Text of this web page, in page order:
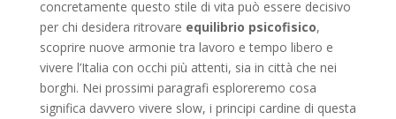
concretamente questo stile di vita può essere decisivo
per chi desidera ritrovare equilibrio psicofisico,
scoprire nuove armonie tra lavoro e tempo libero e
vivere l’Italia con occhi più attenti, sia in città che nei
borghi. Nei prossimi paragrafi esploreremo cosa
significa davvero vivere slow, i principi cardine di questa